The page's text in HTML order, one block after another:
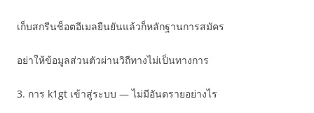
เก็บสกรีนช็อตอีเมลยืนยันแล้วก็หลักฐานการสมัคร
อย่าให้ข้อมูลส่วนตัวผ่านวิถีทางไม่เป็นทางการ
3. การ k1gt เข้าสู่ระบบ — ไม่มีอันตรายอย่างไร